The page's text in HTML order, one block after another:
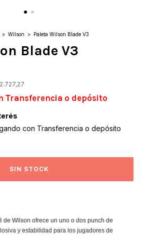
> Wilson > Paleta Wilson Blade V3
Blade V3
Transferencia o depósito
con Transferencia o depósito
de Wilson ofrece un uno o dos punch de
y estabilidad para los jugadores de